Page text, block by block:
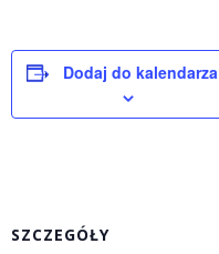
Dodaj do kalendarza
SZCZEGÓŁY